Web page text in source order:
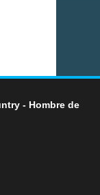
- Hombre de